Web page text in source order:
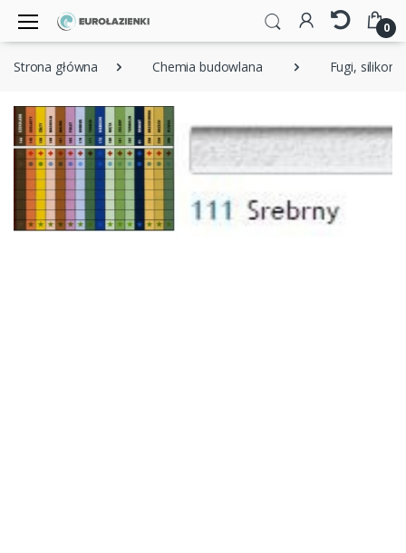
0
Strona główna Chemia budowlana Fugi, silikony